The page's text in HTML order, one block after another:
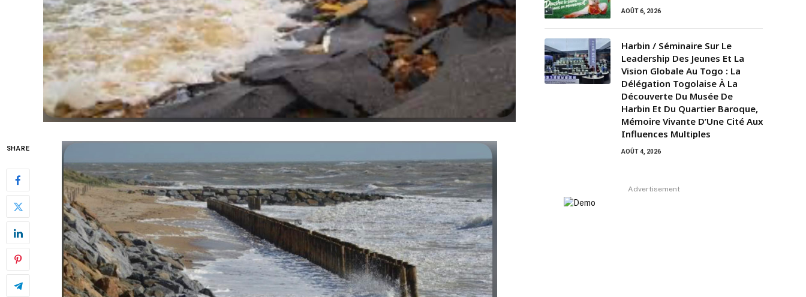
SHARE
AOÛT 6, 2026
Harbin / Séminaire Sur Le
Leadership Des Jeunes Et La
Vision Globale Au Togo : La
Délégation Togolaise À La
Découverte Du Musée De
Harbin Et Du Quartier Baroque,
Mémoire Vivante D’Une Cité Aux
Influences Multiples
AOÛT 4, 2026
Advertisement